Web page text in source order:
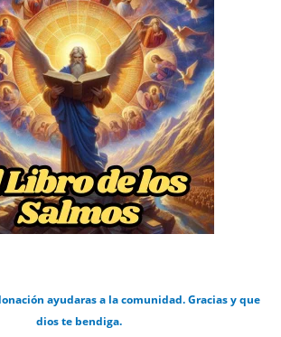
ayudaras a la comunidad. Gracias y que
dios te bendiga.